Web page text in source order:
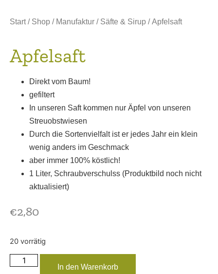
Start/ Shop / Manufaktur / Säfte & Sirup / Apfelsaft
Apfelsaft
Direkt vom Baum!
gefiltert
In unseren Saft kommen nur Äpfel von unseren
Streuobstwiesen
Durch die Sortenvielfalt ist er jedes Jahr ein klein
wenig anders im Geschmack
aber immer 100% köstlich!
1 Liter, Schraubverschulss (Produktbild noch nicht
aktualisiert)
€2,80
20 vorrätig
In den Warenkorb